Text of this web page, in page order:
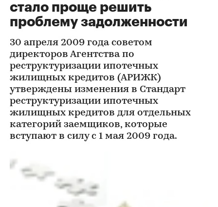
стало проще решить
проблему задолженности
30 апреля 2009 года советом
директоров Агентства по
реструктуризации ипотечных
жилищных кредитов (АРИЖК)
утверждены изменения в Стандарт
реструктуризации ипотечных
жилищных кредитов для отдельных
категорий заемщиков, которые
вступают в силу с 1 мая 2009 года.